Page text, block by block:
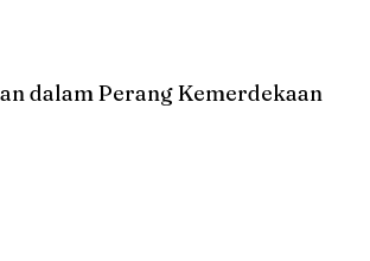
dalam Perang Kemerdekaan